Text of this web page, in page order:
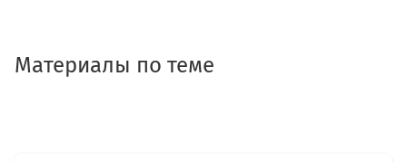
Материалы по теме